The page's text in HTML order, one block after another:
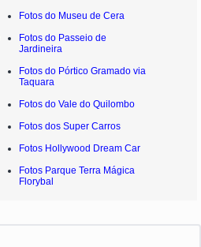
Fotos do Museu de Cera
Fotos do Passeio de
Jardineira
Fotos do Pórtico Gramado via
Taquara
Fotos do Vale do Quilombo
Fotos dos Super Carros
Fotos Hollywood Dream Car
Fotos Parque Terra Mágica
Florybal